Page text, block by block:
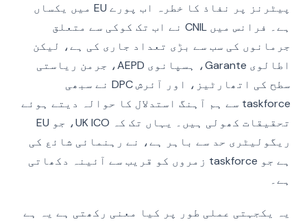
پیٹرنز پر نفاذ کا خطرہ اب پورے EU میں یکساں
ہے۔ فرانس میں CNIL نے اب تک کوکی سے متعلق
جرمانوں کی سب سے بڑی تعداد جاری کی ہے، لیکن
اطالوی Garante، ہسپانوی AEPD، جرمن ریاستی
سطح کی اتھارٹیز، اور آئرش DPC نے سبھی
taskforce سے ہم آہنگ استدلال کا حوالہ دیتے ہوئے
تحقیقات کھولی ہیں۔ یہاں تک کہ UK ICO، جو EU
ریگولیٹری حد سے باہر ہے، نے رہنمائی شائع کی
ہے جو taskforce زمروں کو قریب سے آئینہ دکھاتی
ہے۔
یہ یکجہتی عملی طور پر کیا معنی رکھتی ہے یہ ہے